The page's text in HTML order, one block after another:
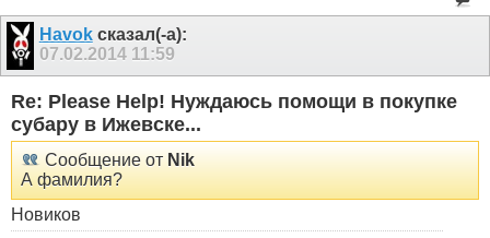
Havokсказал(-а):
07.02.2014 11:59
Re: Please Help! Нуждаюсь помощи в покупке
субару в Ижевске...
Сообщение от Nik
А фамилия?
Новиков